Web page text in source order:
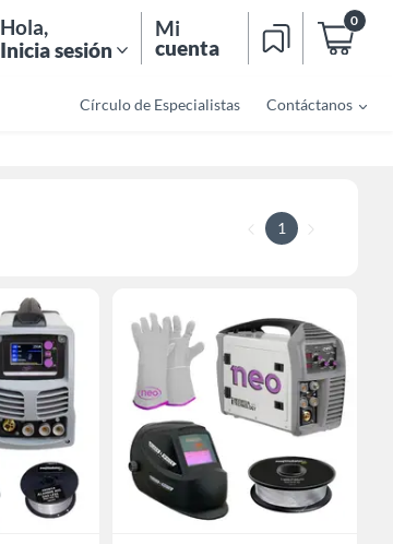
Hola,
Inicia sesión
Mi
cuenta
0
Círculo de Especialistas Contáctanos
1